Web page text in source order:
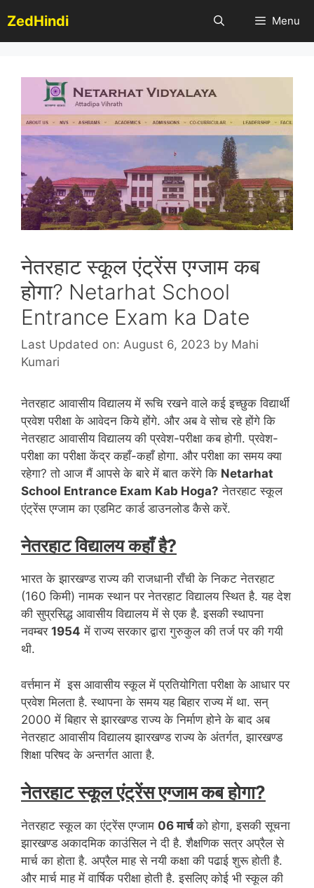
to
content
ZedHindi Menu
नेतरहाट स्कूल एंट्रेंस एग्जाम कब
होगा? Netarhat School
Entrance Exam ka Date
Last Updated on: August 6, 2023 by Mahi
Kumari
नेतरहाट आवासीय विद्यालय में रूचि रखने वाले कई इच्छुक विद्यार्थी
प्रवेश परीक्षा के आवेदन किये होंगे. और अब वे सोच रहे होंगे कि
नेतरहाट आवासीय विद्यालय की प्रवेश-परीक्षा कब होगी. प्रवेश-
परीक्षा का परीक्षा केंद्र कहाँ-कहाँ होगा. और परीक्षा का समय क्या
रहेगा? तो आज मैं आपसे के बारे में बात करेंगे कि Netarhat
School Entrance Exam Kab Hoga? नेतरहाट स्कूल
एंट्रेंस एग्जाम का एडमिट कार्ड डाउनलोड कैसे करें.
नेतरहाट विद्यालय कहाँ है?
भारत के झारखण्ड राज्य की राजधानी राँची के निकट नेतरहाट
(160 किमी) नामक स्थान पर नेतरहाट विद्यालय स्थित है. यह देश
की सुप्रसिद्ध आवासीय विद्यालय में से एक है. इसकी स्‍थापना
नवम्‍बर 1954 में राज्य सरकार द्वारा गुरुकुल की तर्ज पर की गयी
थी.
वर्त्तमान में इस आवासीय स्‍कूल में प्रतियोगिता परीक्षा के आधार पर
प्रवेश मिलता है. स्थापना के समय यह बिहार राज्य में था. सन्
2000 में बिहार से झारखण्ड राज्य के निर्माण होने के बाद अब
नेतरहाट आवासीय विद्यालय झारखण्ड राज्य के अंतर्गत, झारखण्ड
शिक्षा परिषद के अन्तर्गत आता है.
नेतरहाट स्कूल एंट्रेंस एग्जाम कब होगा?
नेतरहाट स्कूल का एंट्रेंस एग्जाम 06 मार्चको होगा, इसकी सूचना
झारखण्ड अकादमिक काउंसिल ने दी है. शैक्षणिक सत्र अप्रैल से
मार्च का होता है. अप्रैल माह से नयी कक्षा की पढाई शुरू होती है.
और मार्च माह में वार्षिक परीक्षा होती है. इसलिए कोई भी स्कूल की